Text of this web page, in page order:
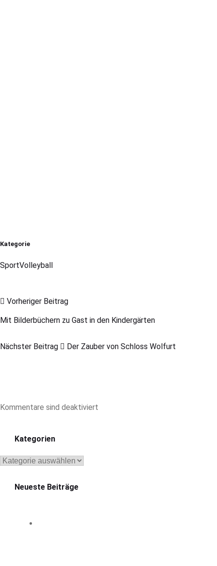
Kategorie
SportVolleyball
Vorheriger Beitrag
Mit Bilderbüchern zu Gast in den Kindergärten
Nächster Beitrag Der Zauber von Schloss Wolfurt
Kommentare sind deaktiviert
Kategorien
Kategorien
Neueste Beiträge